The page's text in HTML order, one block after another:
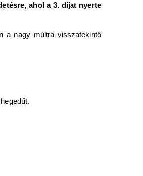
ahol a 3. díjat nyerte
a nagy múltra visszatekintő